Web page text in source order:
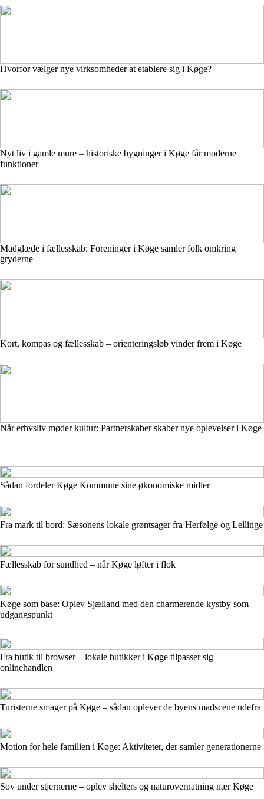
Hvorfor vælger nye virksomheder at etablere sig i Køge?
Nyt liv i gamle mure – historiske bygninger i Køge får moderne
funktioner
Madglæde i fællesskab: Foreninger i Køge samler folk omkring
gryderne
Kort, kompas og fællesskab – orienteringsløb vinder frem i Køge
Når erhvsliv møder kultur: Partnerskaber skaber nye oplevelser i Køge
Sådan fordeler Køge Kommune sine økonomiske midler
Fra mark til bord: Sæsonens lokale grøntsager fra Herfølge og Lellinge
Fællesskab for sundhed – når Køge løfter i flok
Køge som base: Oplev Sjælland med den charmerende kystby som
udgangspunkt
Fra butik til browser – lokale butikker i Køge tilpasser sig
onlinehandlen
Turisterne smager på Køge – sådan oplever de byens madscene udefra
Motion for hele familien i Køge: Aktiviteter, der samler generationerne
Sov under stjernerne – oplev shelters og naturovernatning nær Køge